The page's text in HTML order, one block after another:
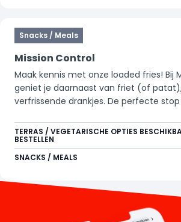
Snacks / Meals
Mission Control
Maak kennis met onze loaded fries! Bij
geniet je daarnaast van friet (of
verfrissende drankjes. De perfecte
TERRAS / VEGETARISCHE OPTIES
BESTELLEN
SNACKS / MEALS